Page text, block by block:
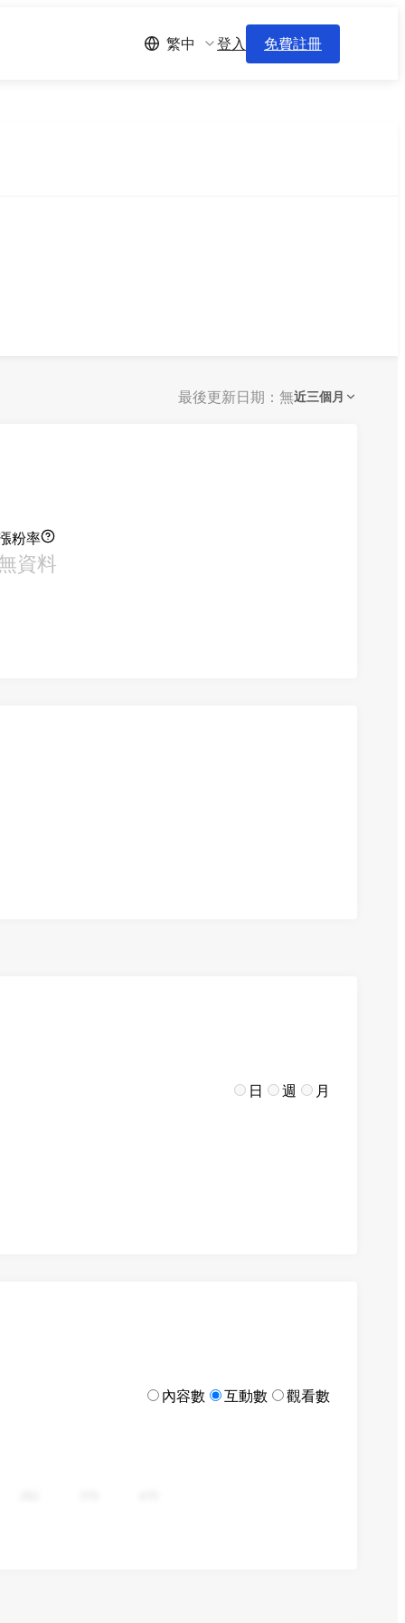
繁中 登入 免費註冊
最後更新日期：無近三個月
粉率
資料
日 週 月
內容數 互動數 觀看數